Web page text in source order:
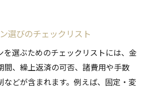
選びのチェックリスト
を選ぶためのチェックリストには、金
間、繰上返済の可否、諸費用や手数
などが含まれます。例えば、固定・変